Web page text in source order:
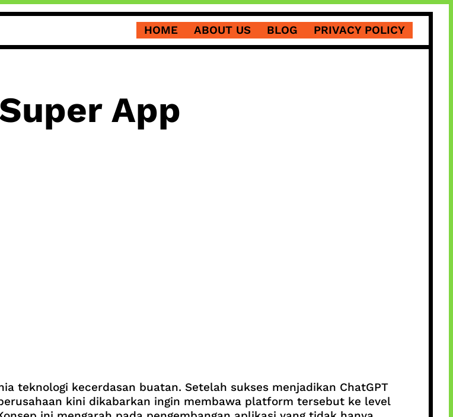
HOME ABOUT US BLOG PRIVACY POLICY
App
teknologi kecerdasan buatan. Setelah sukses menjadikan ChatGPT
kini dikabarkan ingin membawa platform tersebut ke level